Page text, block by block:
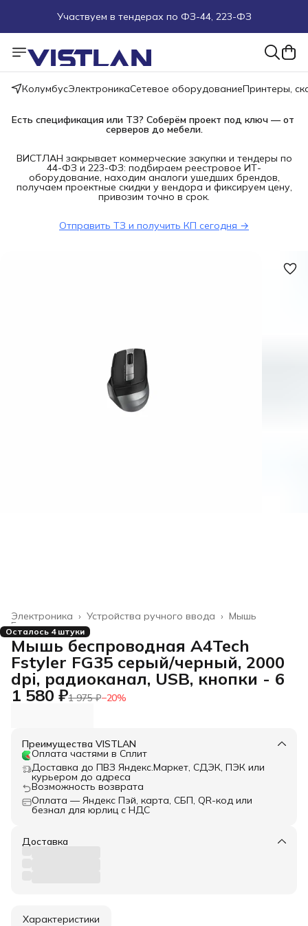
Участвуем в тендерах по ФЗ-44, 223-ФЗ
КолумбусЭлектроникаСетевое оборудованиеПринтеры,
Есть спецификация или ТЗ? Соберём проект под ключ — от
серверов до мебели.
ВИСТЛАН закрывает коммерческие закупки и тендеры по
44-ФЗ и 223-ФЗ: подбираем реестровое ИТ-
оборудование, находим аналоги ушедших брендов,
получаем проектные скидки у вендора и фиксируем цену,
привозим точно в срок.
Отправить ТЗ и получить КП сегодня →
Мышь
Устройства ручного ввода ›
Электроника ›
Главная ›
Осталось 4 штуки
Мышь беспроводная A4Tech
Fstyler FG35 серый/черный, 2000
dpi, радиоканал, USB, кнопки - 6
1 580 ₽1 975 ₽−20%
Преимущества VISTLAN
Оплата частями в Сплит
Доставка до ПВЗ Яндекс.Маркет, СДЭК, ПЭК или
курьером до адреса
Возможность возврата
Оплата — Яндекс Пэй, карта, СБП, QR-код или
безнал для юрлиц с НДС
Доставка
Характеристики